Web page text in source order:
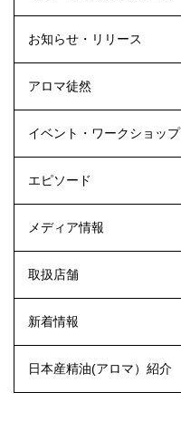
お知らせ・リリース
アロマ徒然
イベント・ワークショップ
エピソード
メディア情報
取扱店舗
新着情報
日本産精油(アロマ）紹介